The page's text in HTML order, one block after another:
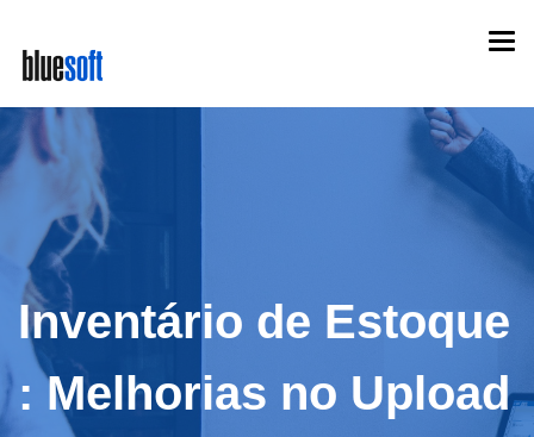
main
content
Inventário de Estoque
: Melhorias no Upload